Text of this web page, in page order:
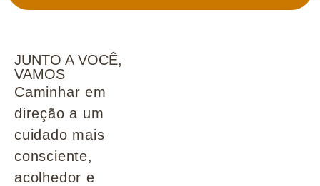
JUNTO A VOCÊ,
VAMOS
Caminhar em
direção a um
cuidado mais
consciente,
acolhedor e